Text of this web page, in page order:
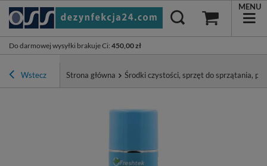
Do darmowej wysyłki brakuje Ci: 450,00 zł
MENU
Wstecz Strona główna Środki czystości, sprzęt do sprzątania,